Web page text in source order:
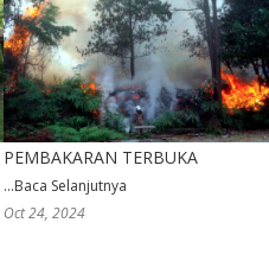
PEMBAKARAN TERBUKA
...Baca Selanjutnya
Oct 24, 2024